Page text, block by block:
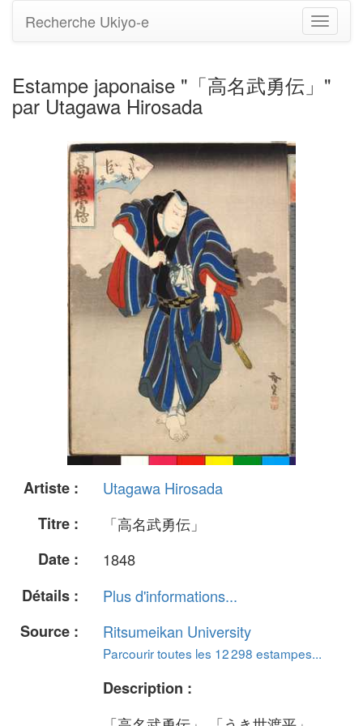
Basculer
la
Recherche Ukiyo-e
Estampe japonaise "「高名武勇伝」"
par Utagawa Hirosada
Artiste :
Utagawa Hirosada
Titre :
「高名武勇伝」
Date :
1848
Détails :
Plus d'informations...
Source :
Ritsumeikan University
Parcourir toutes les 12 298 estampes...
Description :